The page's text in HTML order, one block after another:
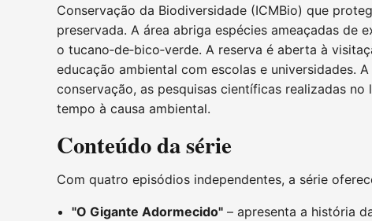
Conservação da Biodiversidade (ICMBio) que
preservada. A área abriga espécies ameaçadas de
o tucano‑de‑bico‑verde. A reserva é aberta à
educação ambiental com escolas e universidades.
conservação, as pesquisas científicas realizadas
tempo à causa ambiental.
Conteúdo da série
Com quatro episódios independentes, a série
"O Gigante Adormecido" – apresenta a história